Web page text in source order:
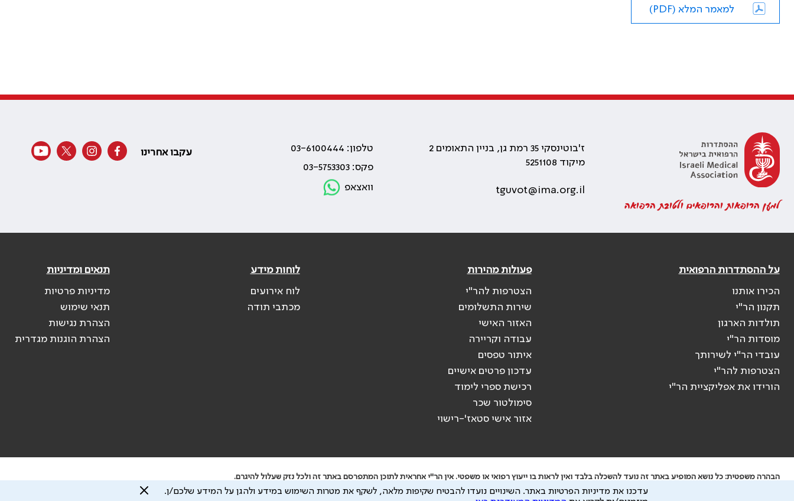
למאמר המלא (PDF)
למען הרופאות והרופאים ולטובת הרפואה
ז'בוטינסקי 35 רמת גן, בניין התאומים 2
מיקוד 5251108
tguvot@ima.org.il
טלפון: 03-6100444
פקס: 03-5753303
וואצאפ
עקבו אחרינו
על ההסתדרות הרפואית
הכירו אותנו
תקנון הר"י
תולדות הארגון
מוסדות הר"י
עובדי הר"י לשירותך
הצטרפות להר"י
הורידו את אפליקציית הר"י
פעולות מהירות
הצטרפות להר"י
שירות התשלומים
האזור האישי
עבודה וקריירה
איתור טפסים
עדכון פרטים אישיים
רכישת ספרי לימוד
סימולטור שכר
אזור אישי סטאז'-רישוי
לוחות מידע
לוח אירועים
מכתבי תודה
תנאים ומדיניות
מדיניות פרטיות
תנאי שימוש
הצהרת נגישות
הצהרת הוגנות מגדרית
הבהרה משפטית: כל נושא המופיע באתר זה נועד להשכלה בלבד ואין לראות בו ייעוץ רפואי או משפטי. אין הר"י אחראית לתוכן המתפרסם באתר זה ולכל נזק שעלול להיגרם.
ידוע לי שהר"י אוספת ושומרת מידע אישי לצורך מתן השרות וכי חלק ממנו עשוי להיות מועבר לצדדים שלישיים, הכל בכפוף למדיניות הפרטיותול תנאי השימוש עדכנו את מדיניות הפרטיות באתר. השינויים נועדו להבטיח שקיפות מלאה, לשקף את מטרות השימוש במידע ולהגן על המידע שלכם/ן.